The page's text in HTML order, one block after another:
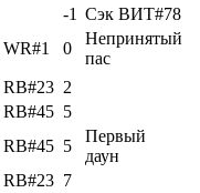
-1 Сэк ВИТ#78
WR#1 0
Непринятый
пас
RB#23 2
RB#45 5
RB#45 5
Первый
даун
RB#23 7